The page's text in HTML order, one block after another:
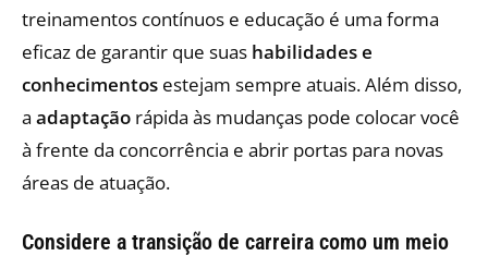
treinamentos contínuos e educação é uma forma
eficaz de garantir que suas habilidades e
conhecimentos estejam sempre atuais. Além disso,
a adaptação rápida às mudanças pode colocar você
à frente da concorrência e abrir portas para novas
áreas de atuação.
Considere a transição de carreira como um meio